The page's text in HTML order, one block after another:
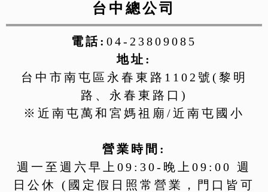
台中總公司
電話: 04-23809085
地址:
台中市南屯區永春東路1102號(黎明
路、永春東路口)
※近南屯萬和宮媽祖廟/近南屯國小
營業時間:
週一至週六早上09:30-晚上09:00 週
日公休 (國定假日照常營業，門口皆可